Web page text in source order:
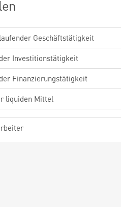
Geschäftstätigkeit
Investitionstätigkeit
Finanzierungstätigkeit
liquiden Mittel